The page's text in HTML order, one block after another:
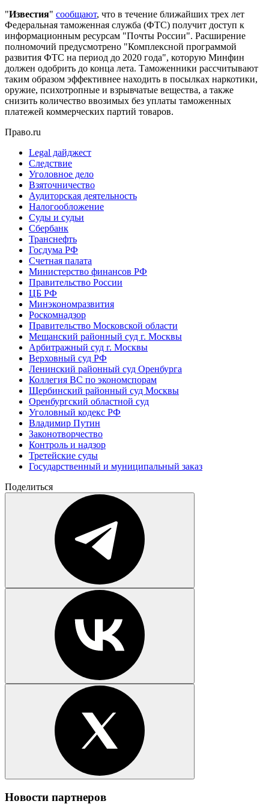
"Известия" сообщают, что в течение ближайших трех лет
Федеральная таможенная служба (ФТС) получит доступ к
информационным ресурсам "Почты России". Расширение
полномочий предусмотрено "Комплексной программой
развития ФТС на период до 2020 года", которую Минфин
должен одобрить до конца лета. Таможенники рассчитывают
таким образом эффективнее находить в посылках наркотики,
оружие, психотропные и взрывчатые вещества, а также
снизить количество ввозимых без уплаты таможенных
платежей коммерческих партий товаров.
Право.ru
Legal дайджест
Следствие
Уголовное дело
Взяточничество
Аудиторская деятельность
Налогообложение
Суды и судьи
Сбербанк
Транснефть
Госдума РФ
Счетная палата
Министерство финансов РФ
Правительство России
ЦБ РФ
Минэкономразвития
Роскомнадзор
Правительство Московской области
Мещанский районный суд г. Москвы
Арбитражный суд г. Москвы
Верховный суд РФ
Ленинский районный суд Оренбурга
Коллегия ВС по экономспорам
Щербинский районный суд Москвы
Оренбургский областной суд
Уголовный кодекс РФ
Владимир Путин
Законотворчество
Контроль и надзор
Третейские суды
Государственный и муниципальный заказ
Поделиться
Новости партнеров